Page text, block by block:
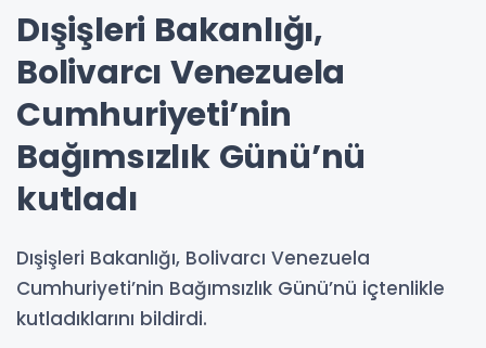
Dışişleri Bakanlığı,
Bolivarcı Venezuela
Cumhuriyeti’nin
Bağımsızlık Günü’nü
kutladı
Dışişleri Bakanlığı, Bolivarcı Venezuela
Cumhuriyeti’nin Bağımsızlık Günü’nü içtenlikle
kutladıklarını bildirdi.